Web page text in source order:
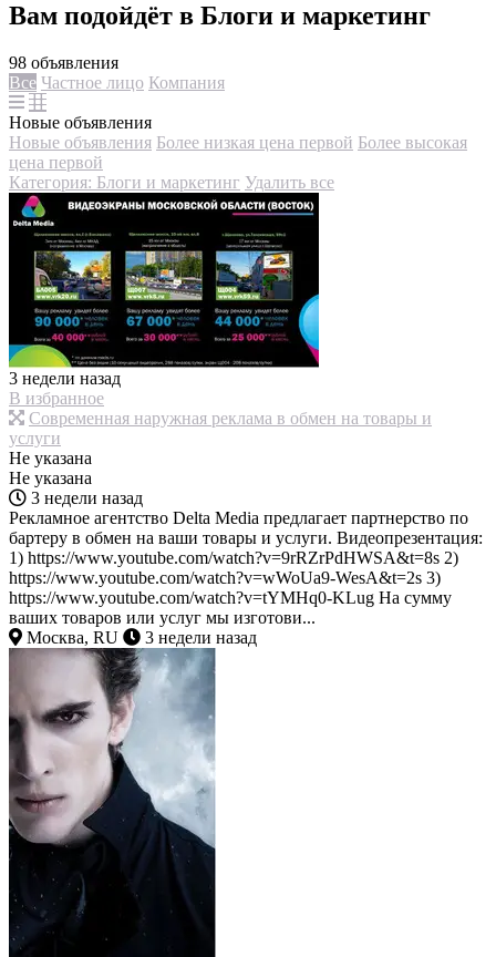
Вам подойдёт в Блоги и маркетинг
98 объявления
Все Частное лицо Компания
Новые объявления
Новые объявления Более низкая цена первой Более высокая
цена первой
Категория: Блоги и маркетинг Удалить все
3 недели назад
В избранное
Современная наружная реклама в обмен на товары и
услуги
Не указана
Не указана
3 недели назад
Рекламное агентство Delta Media предлагает партнерство по
бартеру в обмен на ваши товары и услуги. Видеопрезентация:
1) https://www.youtube.com/watch?v=9rRZrPdHWSA&t=8s 2)
https://www.youtube.com/watch?v=wWoUa9-WesA&t=2s 3)
https://www.youtube.com/watch?v=tYMHq0-KLug На сумму
ваших товаров или услуг мы изготови...
Москва, RU
3 недели назад